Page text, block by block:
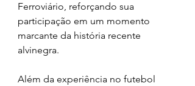
Ferroviário, reforçando sua
participação em um momento
marcante da história recente
alvinegra.
Além da experiência no futebol